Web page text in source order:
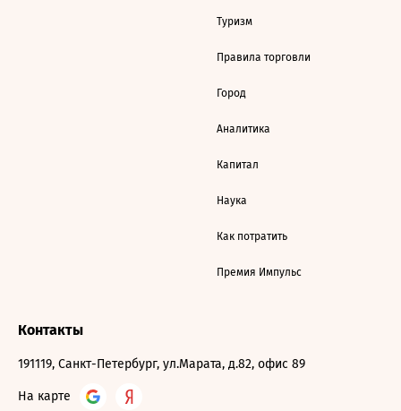
Туризм
Правила торговли
Город
Аналитика
Капитал
Наука
Как потратить
Премия Импульс
Контакты
191119, Санкт-Петербург, ул.Марата, д.82, офис 89
На карте